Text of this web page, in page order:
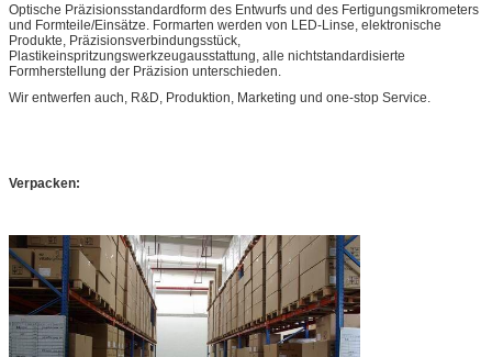
Optische Präzisionsstandardform des Entwurfs und des Fertigungsmikrometers
und Formteile/Einsätze. Formarten werden von LED-Linse, elektronische
Produkte, Präzisionsverbindungsstück,
Plastikeinspritzungswerkzeugausstattung, alle nichtstandardisierte
Formherstellung der Präzision unterschieden.
Wir entwerfen auch, R&D, Produktion, Marketing und one-stop Service.
Verpacken: